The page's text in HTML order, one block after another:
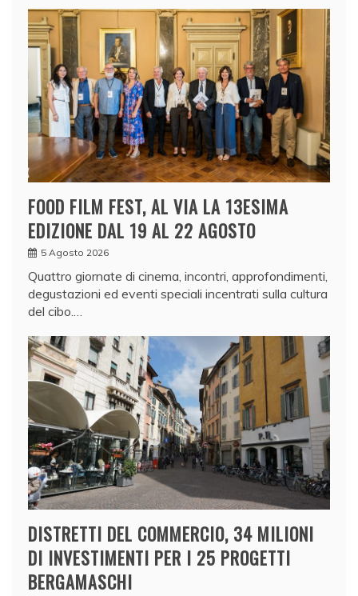
FOOD FILM FEST, AL VIA LA 13ESIMA
EDIZIONE DAL 19 AL 22 AGOSTO
5 Agosto 2026
Quattro giornate di cinema, incontri, approfondimenti,
degustazioni ed eventi speciali incentrati sulla cultura
del cibo.…
DISTRETTI DEL COMMERCIO, 34 MILIONI
DI INVESTIMENTI PER I 25 PROGETTI
BERGAMASCHI